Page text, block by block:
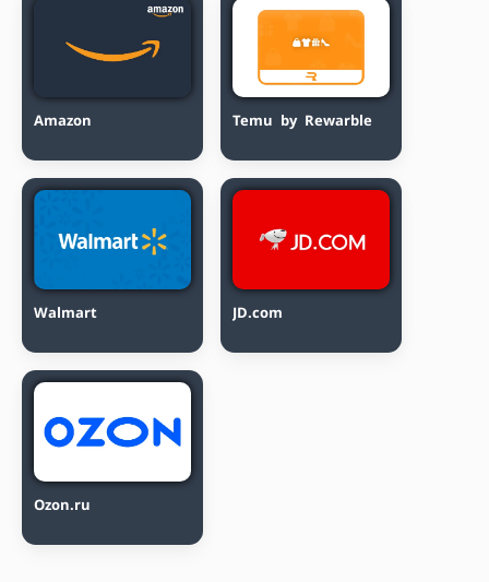
Amazon Temu by Rewarble
Walmart JD.com
Ozon.ru